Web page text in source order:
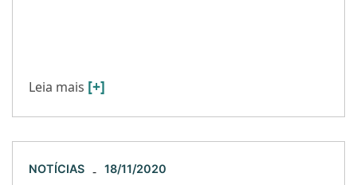
Leia mais [+]
NOTÍCIAS - 18/11/2020